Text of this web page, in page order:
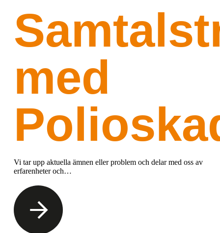
med
Vi tar upp aktuella ämnen eller problem och delar med oss av
erfarenheter och…